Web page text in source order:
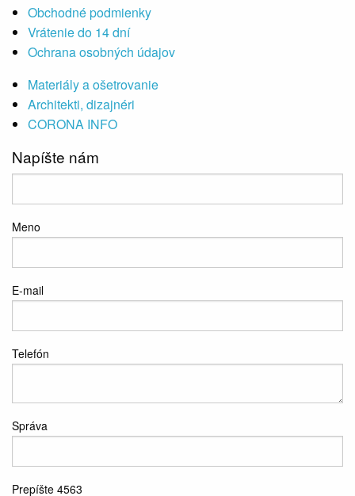
Obchodné podmienky
Vrátenie do 14 dní
Ochrana osobných údajov
Materiály a ošetrovanie
Architekti, dizajnéri
CORONA INFO
Napíšte nám
Meno
E-mail
Telefón
Správa
Prepíšte 4563